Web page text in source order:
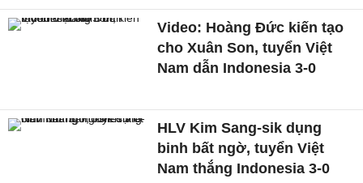
Video: Hoàng Đức kiến tạo
cho Xuân Son, tuyển Việt
Nam dẫn Indonesia 3-0
HLV Kim Sang-sik dụng
binh bất ngờ, tuyển Việt
Nam thắng Indonesia 3-0